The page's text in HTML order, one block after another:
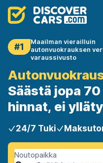
#1
Maailman vierailluin
autonvuokrauksen
varaussivusto
Säästä jopa
hinnat, ei
24/7 Tuki
Noutopaikka